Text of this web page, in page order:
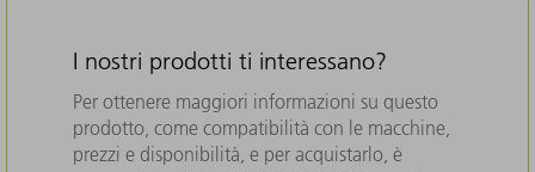
I nostri prodotti ti interessano?
Per ottenere maggiori informazioni su questo
prodotto, come compatibilità con le macchine,
prezzi e disponibilità, e per acquistarlo, è